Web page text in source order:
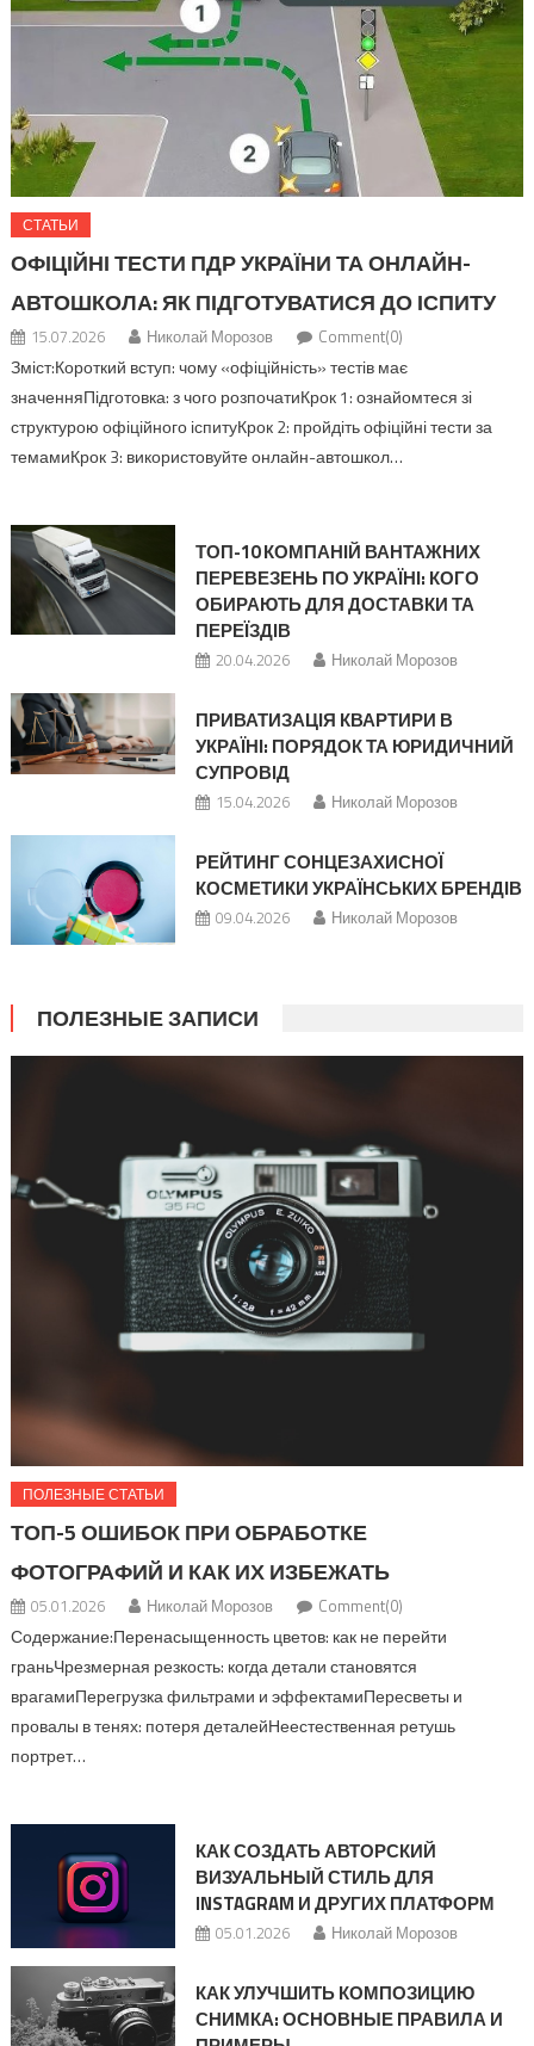
СТАТЬИ
ОФІЦІЙНІ ТЕСТИ ПДР УКРАЇНИ ТА ОНЛАЙН-
АВТОШКОЛА: ЯК ПІДГОТУВАТИСЯ ДО ІСПИТУ
15.07.2026 Николай Морозов Comment(0)
Зміст:Короткий вступ: чому «офіційність» тестів має
значенняПідготовка: з чого розпочатиКрок 1: ознайомтеся зі
структурою офіційного іспитуКрок 2: пройдіть офіційні тести за
темамиКрок 3: використовуйте онлайн-автошкол…
ТОП-10 КОМПАНІЙ ВАНТАЖНИХ
ПЕРЕВЕЗЕНЬ ПО УКРАЇНІ: КОГО
ОБИРАЮТЬ ДЛЯ ДОСТАВКИ ТА
ПЕРЕЇЗДІВ
20.04.2026 Николай Морозов
ПРИВАТИЗАЦІЯ КВАРТИРИ В
УКРАЇНІ: ПОРЯДОК ТА ЮРИДИЧНИЙ
СУПРОВІД
15.04.2026 Николай Морозов
РЕЙТИНГ СОНЦЕЗАХИСНОЇ
КОСМЕТИКИ УКРАЇНСЬКИХ БРЕНДІВ
09.04.2026 Николай Морозов
ПОЛЕЗНЫЕ ЗАПИСИ
ПОЛЕЗНЫЕ СТАТЬИ
ТОП-5 ОШИБОК ПРИ ОБРАБОТКЕ
ФОТОГРАФИЙ И КАК ИХ ИЗБЕЖАТЬ
05.01.2026 Николай Морозов Comment(0)
Содержание:Перенасыщенность цветов: как не перейти
граньЧрезмерная резкость: когда детали становятся
врагамиПерегрузка фильтрами и эффектамиПересветы и
провалы в тенях: потеря деталейНеестественная ретушь
портрет…
КАК СОЗДАТЬ АВТОРСКИЙ
ВИЗУАЛЬНЫЙ СТИЛЬ ДЛЯ
INSTAGRAM И ДРУГИХ ПЛАТФОРМ
05.01.2026 Николай Морозов
КАК УЛУЧШИТЬ КОМПОЗИЦИЮ
СНИМКА: ОСНОВНЫЕ ПРАВИЛА И